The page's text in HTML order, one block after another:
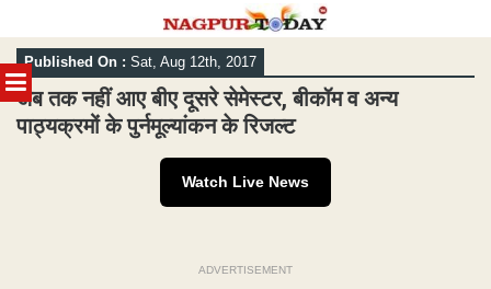
MENU
Skip
to
content
Published On : Sat, Aug 12th, 2017
अब तक नहीं आए बीए दूसरे सेमेस्टर, बीकॉम व अन्य
पाठ्यक्रमों के पुर्नमूल्यांकन के रिजल्ट
Watch Live News
ADVERTISEMENT